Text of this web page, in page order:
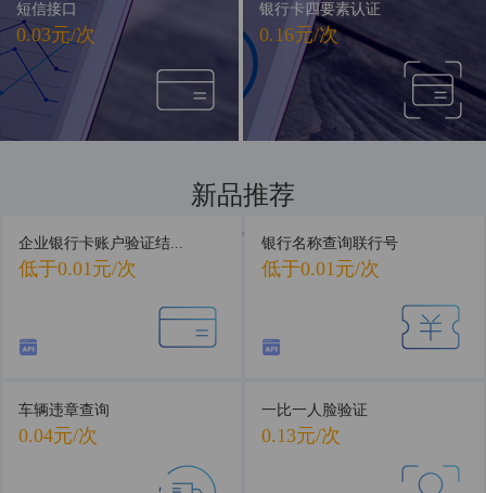
短信接口
0.03元/次
银行卡四要素认证
0.16元/次
新品推荐
新品首发，抢先体验
企业银行卡账户验证结...
低于0.01元/次
银行名称查询联行号
低于0.01元/次
车辆违章查询
0.04元/次
一比一人脸验证
0.13元/次